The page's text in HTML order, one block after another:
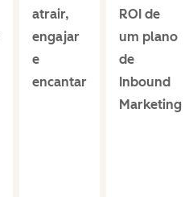
atrair,
engajar
e
encantar
ROI de
um plano
de
Inbound
Marketing